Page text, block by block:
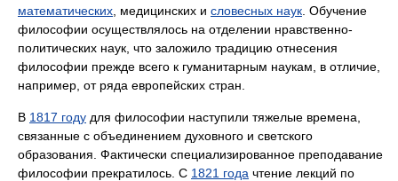
математических , медицинских и словесных наук . Обучение
философии осуществлялось на отделении нравственно-
политических наук, что заложило традицию отнесения
философии прежде всего к гуманитарным наукам, в отличие,
например, от ряда европейских стран.
В 1817 году для философии наступили тяжелые времена,
связанные с объединением духовного и светского
образования. Фактически специализированное преподавание
философии прекратилось. С 1821 года чтение лекций по